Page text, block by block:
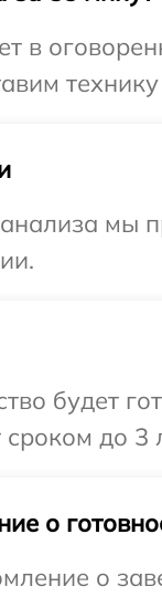
в
мы
будет
до 3
о
о